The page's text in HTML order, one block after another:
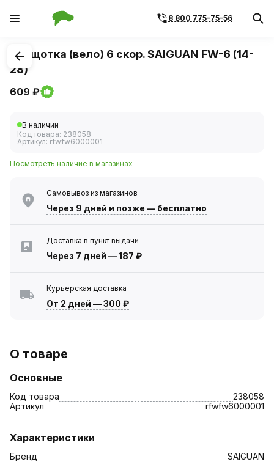
8 800 775-75-56
1/1
Трещотка (вело) 6 скор. SAIGUAN FW-6 (14-
28)
609 ₽
В наличии
Код товара: 238058
Артикул: rfwfw6000001
Посмотреть наличие в магазинах
Самовывоз из магазинов
Через 9 дней и позже — бесплатно
Доставка в пункт выдачи
Через 7 дней —187 ₽
Курьерская доставка
От 2 дней —300 ₽
О товаре
Основные
Код товара
238058
Артикул
rfwfw6000001
Характеристики
Бренд SAIGUAN